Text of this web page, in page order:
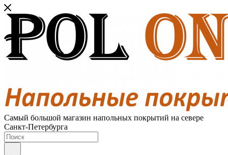
Самый большой магазин напольных покрытий на севере
Санкт-Петербурга